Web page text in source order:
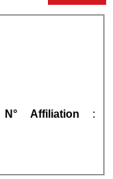
N° Affiliation :